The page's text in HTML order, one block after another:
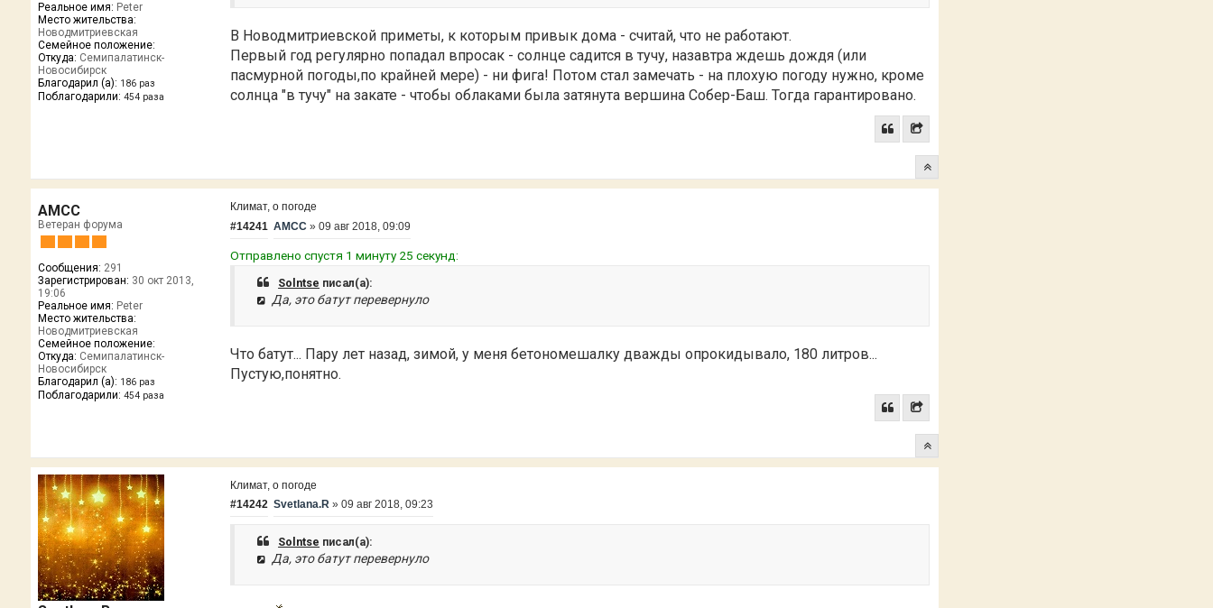
Реальное имя: Peter
Место жительства:
Новодмитриевская
Семейное положение:
Откуда: Семипалатинск-
Новосибирск
Благодарил (а): 186 раз
Поблагодарили: 454 раза
В Новодмитриевской приметы, к которым привык дома - считай, что не работают.
Первый год регулярно попадал впросак - солнце садится в тучу, назавтра ждешь дождя (или
пасмурной погоды,по крайней мере) - ни фига! Потом стал замечать - на плохую погоду нужно, кроме
солнца "в тучу" на закате - чтобы облаками была затянута вершина Собер-Баш. Тогда гарантировано.
AMCC
Ветеран форума
Сообщения: 291
Зарегистрирован: 30 окт 2013,
19:06
Реальное имя: Peter
Место жительства:
Новодмитриевская
Семейное положение:
Откуда: Семипалатинск-
Новосибирск
Благодарил (а): 186 раз
Поблагодарили: 454 раза
Климат, о погоде
#14241 AMCC »09 авг 2018, 09:09
Отправлено спустя 1 минуту 25 секунд:
Solntse писал(а):
Да, это батут перевернуло
Что батут... Пару лет назад, зимой, у меня бетономешалку дважды опрокидывало, 180 литров...
Пустую,понятно.
Климат, о погоде
#14242 Svetlana.R »09 авг 2018, 09:23
Solntse писал(а):
Да, это батут перевернуло